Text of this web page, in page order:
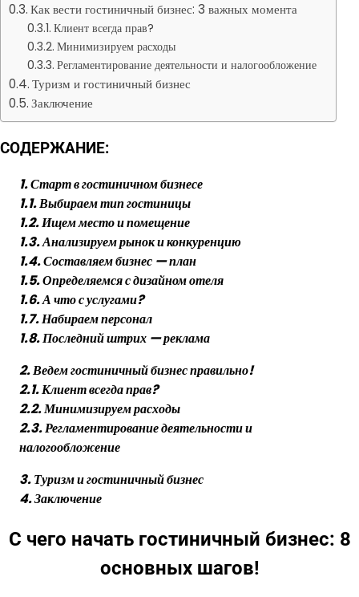
Как вести гостиничный бизнес: 3 важных момента
Клиент всегда прав?
Минимизируем расходы
Регламентирование деятельности и налогообложение
Туризм и гостиничный бизнес
Заключение
СОДЕРЖАНИЕ:
1. Старт в гостиничном бизнесе
1.1. Выбираем тип гостиницы
1.2. Ищем место и помещение
1.3. Анализируем рынок и конкуренцию
1.4. Составляем бизнес — план
1.5. Определяемся с дизайном отеля
1.6. А что с услугами?
1.7. Набираем персонал
1.8. Последний штрих — реклама
2. Ведем гостиничный бизнес правильно!
2.1. Клиент всегда прав?
2.2. Минимизируем расходы
2.3. Регламентирование деятельности и
налогообложение
3. Туризм и гостиничный бизнес
4. Заключение
С чего начать гостиничный бизнес: 8
основных шагов!